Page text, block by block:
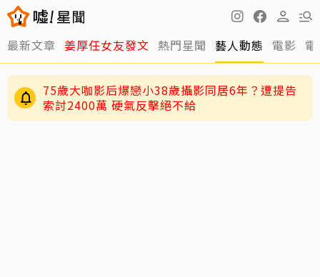
最新文章 姜厚任女友發文 熱門星聞 藝人動態 電影
75歲大咖影后爆戀小38歲攝影同居6年？遭提告
索討2400萬 硬氣反擊絕不給